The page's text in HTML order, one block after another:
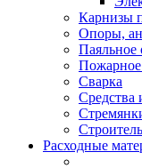
Карнизы
Опоры,
Паяльное
Пожарное
Сварка
Средства
Расходные